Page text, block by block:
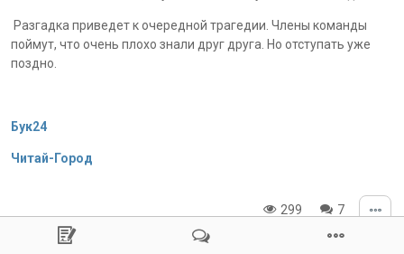
Разгадка приведет к очередной трагедии. Члены команды
поймут, что очень плохо знали друг друга. Но отступать уже
поздно.
Бук24
Читай-Город
299 7